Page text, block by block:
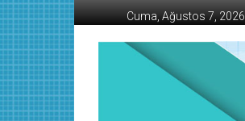
İçeriğe
geç
Cuma, Ağustos 7, 2026
AFŞİN